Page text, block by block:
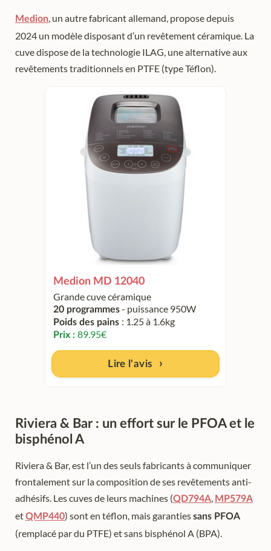
Medion , un autre fabricant allemand, propose depuis
2024 un modèle disposant d’un revêtement céramique. La
cuve dispose de la technologie ILAG, une alternative aux
revêtements traditionnels en PTFE (type Téflon).
Medion MD 12040
Grande cuve céramique
20 programmes- puissance 950W
Poids des pains : 1.25 à 1.6kg
Prix : 89.95€
Lire l'avis
Riviera & Bar : un effort sur le PFOA et le
bisphénol A
Riviera & Bar, est l’un des seuls fabricants à communiquer
frontalement sur la composition de ses revêtements anti-
adhésifs. Les cuves de leurs machines (QD794A MP579A
etQMP440) sont en téflon, mais garantiessans PFOA
(remplacé par du PTFE) et sans bisphénol A (BPA).